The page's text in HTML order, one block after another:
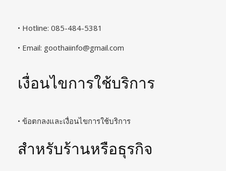
• Hotline: 085-484-5381
• Email: goothaiinfo@gmail.com
เงื่อนไขการใช้บริการ
• ข้อตกลงและเงื่อนไขการใช้บริการ
สำหรับร้านหรือธุรกิจ